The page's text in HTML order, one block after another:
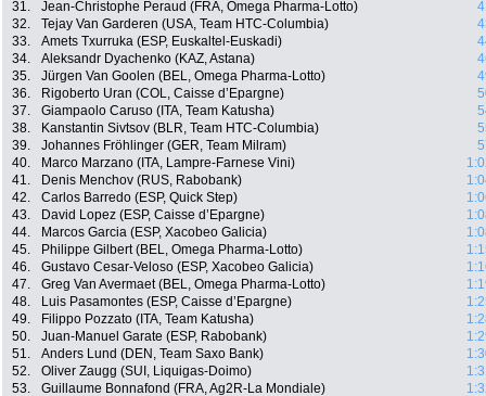
31.
Jean-Christophe Peraud (FRA, Omega Pharma-Lotto)
32.
Tejay Van Garderen (USA, Team HTC-Columbia)
33.
Amets Txurruka (ESP, Euskaltel-Euskadi)
34.
Aleksandr Dyachenko (KAZ, Astana)
35.
Jürgen Van Goolen (BEL, Omega Pharma-Lotto)
36.
Rigoberto Uran (COL, Caisse d’Epargne)
37.
Giampaolo Caruso (ITA, Team Katusha)
38.
Kanstantin Sivtsov (BLR, Team HTC-Columbia)
39.
Johannes Fröhlinger (GER, Team Milram)
40.
Marco Marzano (ITA, Lampre-Farnese Vini)
41.
Denis Menchov (RUS, Rabobank)
42.
Carlos Barredo (ESP, Quick Step)
43.
David Lopez (ESP, Caisse d’Epargne)
44.
Marcos Garcia (ESP, Xacobeo Galicia)
45.
Philippe Gilbert (BEL, Omega Pharma-Lotto)
46.
Gustavo Cesar-Veloso (ESP, Xacobeo Galicia)
47.
Greg Van Avermaet (BEL, Omega Pharma-Lotto)
48.
Luis Pasamontes (ESP, Caisse d’Epargne)
49.
Filippo Pozzato (ITA, Team Katusha)
50.
Juan-Manuel Garate (ESP, Rabobank)
51.
Anders Lund (DEN, Team Saxo Bank)
52.
Oliver Zaugg (SUI, Liquigas-Doimo)
53.
Guillaume Bonnafond (FRA, Ag2R-La Mondiale)